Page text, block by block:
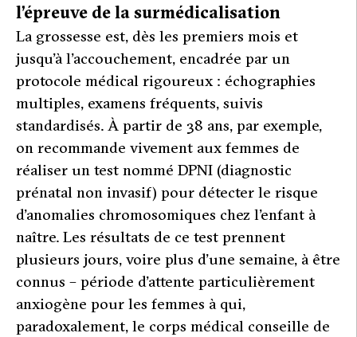
l’épreuve de la surmédicalisation
La grossesse est, dès les premiers mois et
jusqu’à l’accouchement, encadrée par un
protocole médical rigoureux : échographies
multiples, examens fréquents, suivis
standardisés. À partir de 38 ans, par exemple,
on recommande vivement aux femmes de
réaliser un test nommé DPNI (diagnostic
prénatal non invasif) pour détecter le risque
d’anomalies chromosomiques chez l’enfant à
naître. Les résultats de ce test prennent
plusieurs jours, voire plus d’une semaine, à être
connus – période d’attente particulièrement
anxiogène pour les femmes à qui,
paradoxalement, le corps médical conseille de